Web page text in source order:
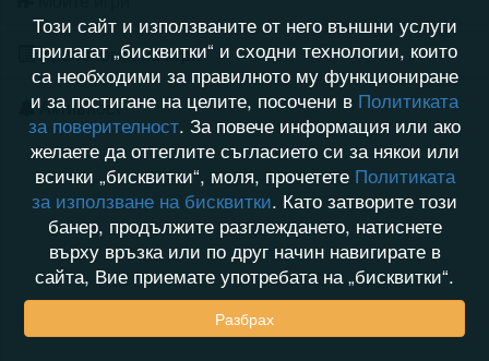
Хронология на игри
Активност
Този сайт и използваните от него външни услуги
прилагат „бисквитки“ и сходни технологии, които
са необходими за правилното му функциониране
и за постигане на целите, посочени в Политиката
за поверителност. За повече информация или ако
желаете да оттеглите съгласието си за някои или
всички „бисквитки“, моля, прочетете Политиката
за използване на бисквитки. Като затворите този
банер, продължите разглеждането, натиснете
върху връзка или по друг начин навигирате в
сайта, Вие приемате употребата на „бисквитки“.
Разбрах